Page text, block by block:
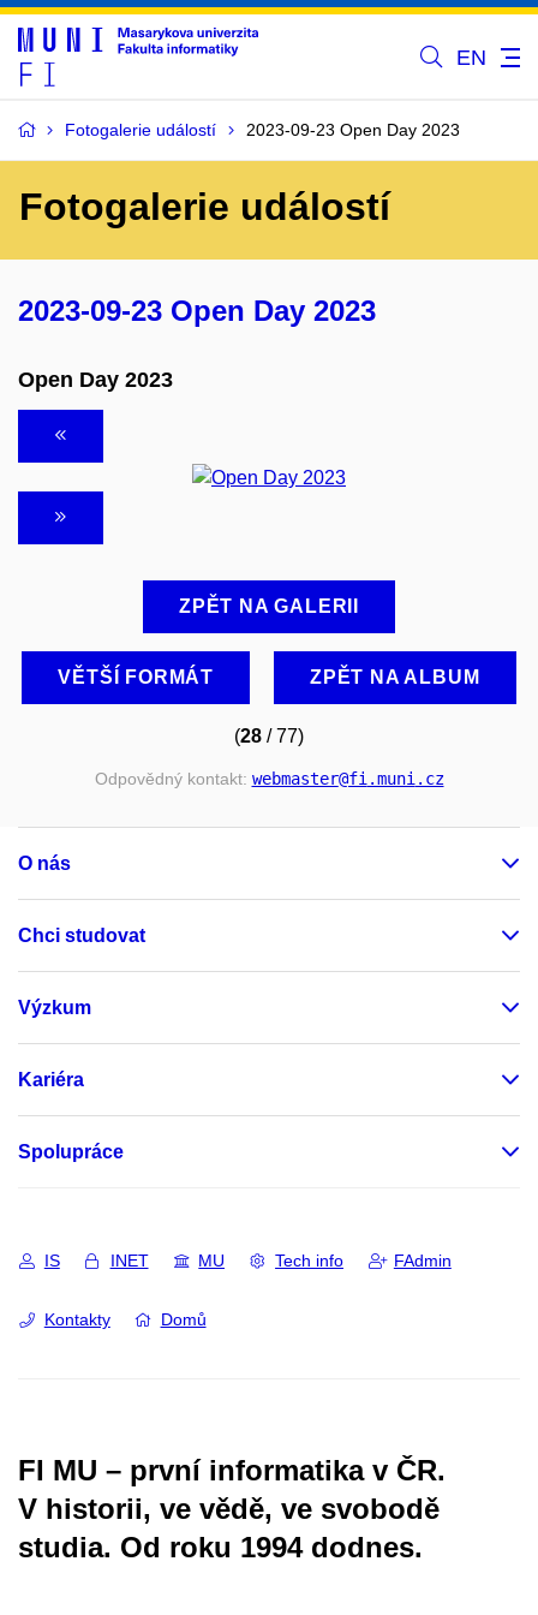
EN
Fotogalerie událostí 2023-09-23 Open Day 2023
Fotogalerie událostí
2023-09-23 Open Day 2023
Open Day 2023
ZPĚT NA GALERII
VĚTŠÍ FORMÁT ZPĚT NA ALBUM
(28 / 77)
Odpovědný kontakt: webmaster@fi.muni.cz
O nás
Chci studovat
Výzkum
Kariéra
Spolupráce
IS INET MU Tech info FAdmin
Kontakty Domů
FI MU – první informatika v ČR.
V historii, ve vědě, ve svobodě
studia. Od roku 1994 dodnes.